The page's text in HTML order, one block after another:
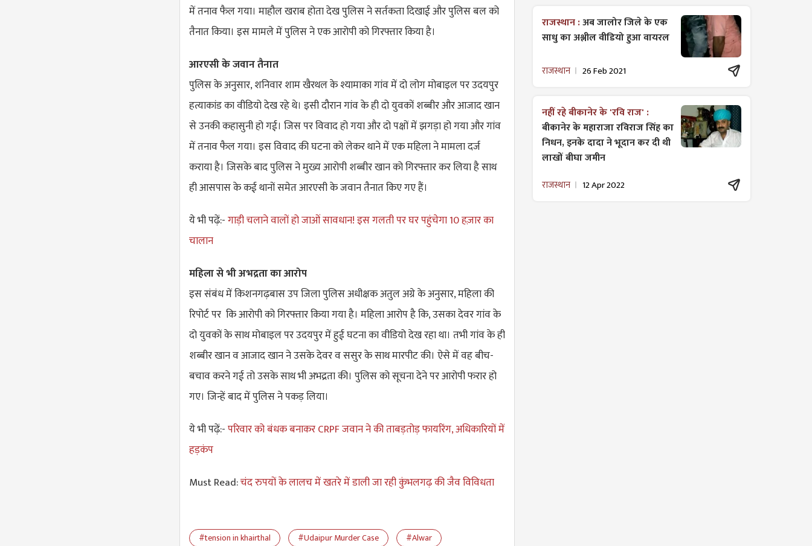
में तनाव फैल गया। माहौल खराब होता देख पुलिस ने सर्तकता दिखाई और पुलिस बल को
तैनात किया। इस मामले में पुलिस ने एक आरोपी को गिरफ्तार किया है।
आरएसी के जवान तैनात
पुलिस के अनुसार, शनिवार शाम खैरथल के श्यामाका गांव में दो लोग मोबाइल पर उदयपुर
हत्याकांड का वीडियो देख रहे थे। इसी दौरान गांव के ही दो युवकों शब्बीर और आजाद खान
से उनकी कहासुनी हो गई। जिस पर विवाद हो गया और दो पक्षों में झगड़ा हो गया और गांव
में तनाव फैल गया। इस विवाद की घटना को लेकर थाने में एक महिला ने मामला दर्ज
कराया है। जिसके बाद पुलिस ने मुख्य आरोपी शब्बीर खान को गिरफ्तार कर लिया है साथ
ही आसपास के कई थानों समेत आरएसी के जवान तैनात किए गए हैं।
ये भी पढ़ें:-गाड़ी चलाने वालों हो जाओं सावधान! इस गलती पर घर पहुंचेगा 10 हज़ार का
चालान
महिला से भी अभद्रता का आरोप
इस संबंध में किशनगढ़बास उप जिला पुलिस अधीक्षक अतुल अग्रे के अनुसार, महिला की
रिपोर्ट पर कि आरोपी को गिरफ्तार किया गया है। महिला आरोप है कि, उसका देवर गांव के
दो युवकों के साथ मोबाइल पर उदयपुर में हुई घटना का वीडियो देख रहा था। तभी गांव के ही
शब्बीर खान व आजाद खान ने उसके देवर व ससुर के साथ मारपीट की। ऐसे में वह बीच-
बचाव करने गई तो उसके साथ भी अभद्रता की। पुलिस को सूचना देने पर आरोपी फरार हो
गए। जिन्हें बाद में पुलिस ने पकड़ लिया।
ये भी पढ़ें:-परिवार को बंधक बनाकर CRPF जवान ने की ताबड़तोड़ फायरिंग, अधिकारियों में
हड़कंप
Must Read:चंद रुपयों के लालच में खतरे में डाली जा रही कुंभलगढ़ की जैव विविधता
#tension in khairthal #Udaipur Murder Case
#Alwar
राजस्थान :अब जालोर जिले के एक
साधु का अश्लील वीडियो हुआ वायरल
राजस्थान 26 Feb 2021
नहीं रहे बीकानेर के 'रवि राज' :
बीकानेर के महाराजा रविराज सिंह का
निधन, इनके दादा ने भूदान कर दी थी
लाखों बीघा जमीन
राजस्थान 12 Apr 2022